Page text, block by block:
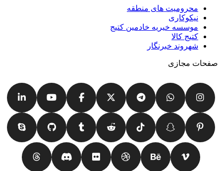
محرومیت های منطقه
نیکوکاری
موسسه خیریه خادمین کتیج
کتیج کالا
شهروند خبرنگار
صفحات مجازی